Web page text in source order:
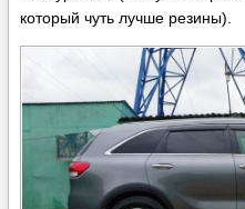
который чуть лучше резины).